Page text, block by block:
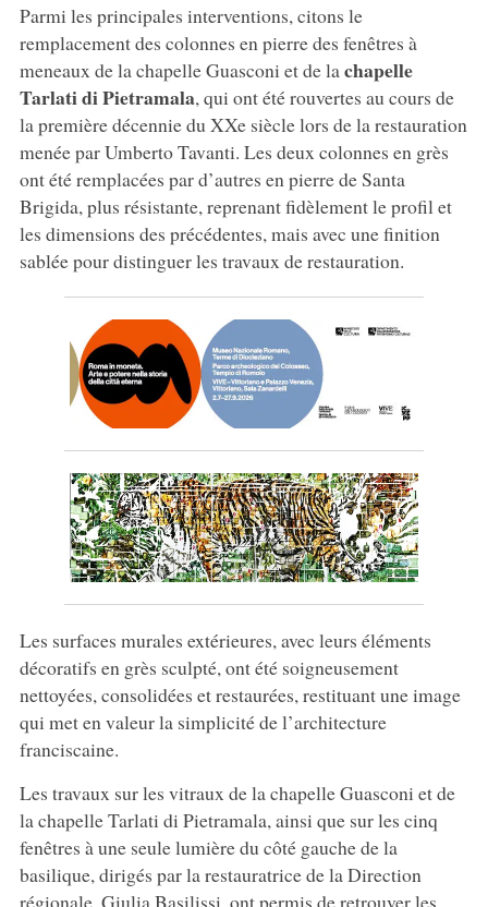
Parmi les principales interventions, citons le
remplacement des colonnes en pierre des fenêtres à
meneaux de la chapelle Guasconi et de la chapelle
Tarlati di Pietramala, qui ont été rouvertes au cours de
la première décennie du XXe siècle lors de la restauration
menée par Umberto Tavanti. Les deux colonnes en grès
ont été remplacées par d’autres en pierre de Santa
Brigida, plus résistante, reprenant fidèlement le profil et
les dimensions des précédentes, mais avec une finition
sablée pour distinguer les travaux de restauration.
Les surfaces murales extérieures, avec leurs éléments
décoratifs en grès sculpté, ont été soigneusement
nettoyées, consolidées et restaurées, restituant une image
qui met en valeur la simplicité de l’architecture
franciscaine.
Les travaux sur les vitraux de la chapelle Guasconi et de
la chapelle Tarlati di Pietramala, ainsi que sur les cinq
fenêtres à une seule lumière du côté gauche de la
basilique, dirigés par la restauratrice de la Direction
régionale, Giulia Basilissi, ont permis de retrouver les